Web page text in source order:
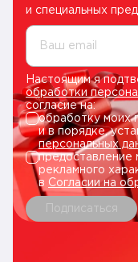
и специальных
Ваш email
Настоящим я
обработки
согласие на:
обработку моих
и в порядке,
персональных
предоставление
рекламного
в Согласии на
Подписаться